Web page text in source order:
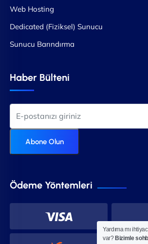
Web Hosting
Dedicated (Fiziksel) Sunucu
Sunucu Barındırma
Haber Bülteni
Abone Olun
Ödeme Yöntemleri
Yardıma mı
var? Bizimle